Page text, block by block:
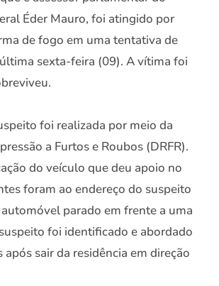
Éder Mauro, foi atingido por
de fogo em uma tentativa de
sexta-feira (09). A vítima foi
foi realizada por meio da
a Furtos e Roubos (DRFR).
do veículo que deu apoio no
foram ao endereço do suspeito
parado em frente a uma
foi identificado e abordado
sair da residência em direção